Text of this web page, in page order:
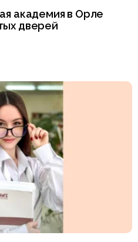
академия в Орле
дверей